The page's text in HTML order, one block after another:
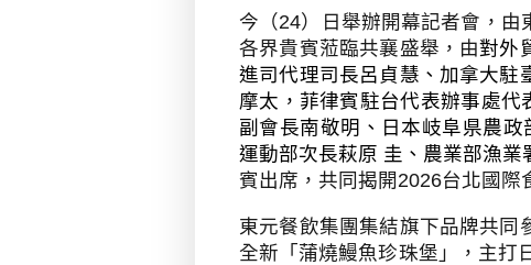
今（24）日舉辦開幕記者會，由
各界貴賓蒞臨共襄盛舉，由對外
進司代理司長呂貞慧、加拿大駐
摩太，菲律賓駐台代表辦事處代
副會長南敬明、日本岐阜県農
運動部次長萩原 圭、農業部漁
賓出席，共同揭開 2026台北國際
東元餐飲集團集結旗下品牌共同
全新「蒲燒鰻魚珍珠堡」，主打